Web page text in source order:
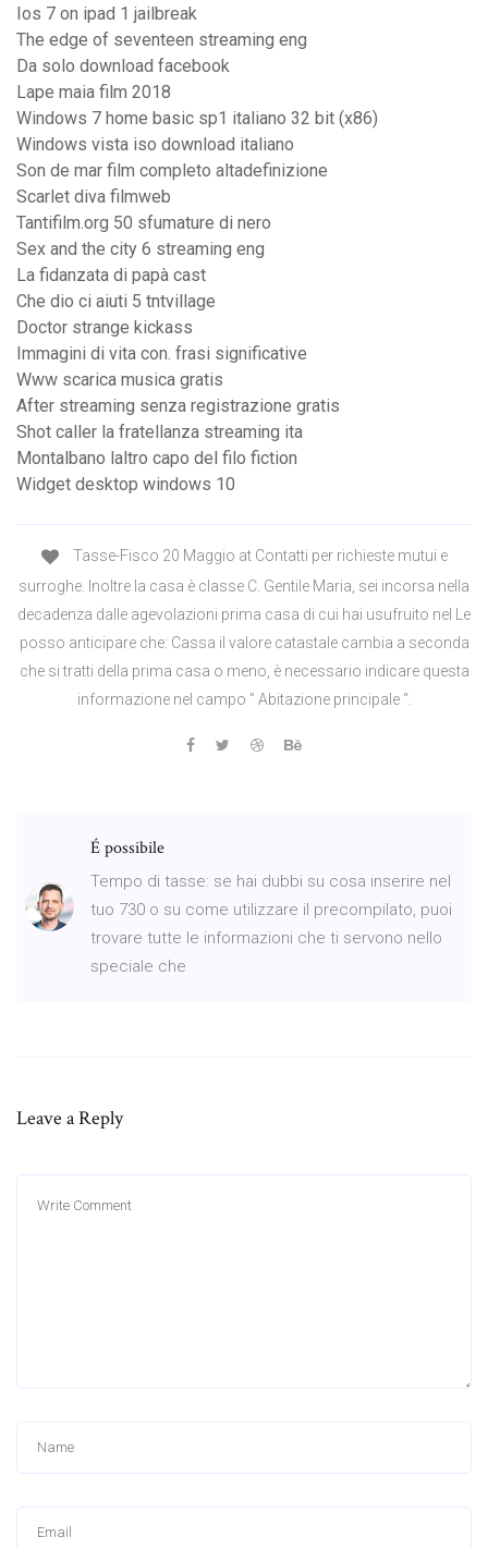
Ios 7 on ipad 1 jailbreak
The edge of seventeen streaming eng
Da solo download facebook
Lape maia film 2018
Windows 7 home basic sp1 italiano 32 bit (x86)
Windows vista iso download italiano
Son de mar film completo altadefinizione
Scarlet diva filmweb
Tantifilm.org 50 sfumature di nero
Sex and the city 6 streaming eng
La fidanzata di papà cast
Che dio ci aiuti 5 tntvillage
Doctor strange kickass
Immagini di vita con. frasi significative
Www scarica musica gratis
After streaming senza registrazione gratis
Shot caller la fratellanza streaming ita
Montalbano laltro capo del filo fiction
Widget desktop windows 10
Tasse-Fisco 20 Maggio at Contatti per richieste mutui e
surroghe. Inoltre la casa è classe C. Gentile Maria, sei incorsa nella
decadenza dalle agevolazioni prima casa di cui hai usufruito nel Le
posso anticipare che: Cassa il valore catastale cambia a seconda
che si tratti della prima casa o meno, è necessario indicare questa
informazione nel campo ” Abitazione principale “.
É possibile
Tempo di tasse: se hai dubbi su cosa inserire nel
tuo 730 o su come utilizzare il precompilato, puoi
trovare tutte le informazioni che ti servono nello
speciale che
Leave a Reply